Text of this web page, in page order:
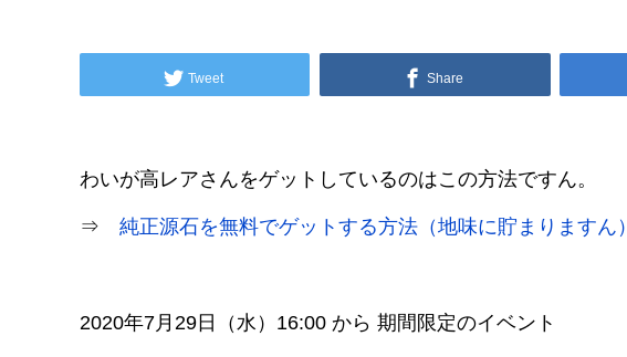
Tweet Share
わいが高レアさんをゲットしているのはこの方法ですん。
⇒ 純正源石を無料でゲットする方法（地味に貯まりますん）
2020年7月29日（水）16:00 から 期間限定のイベント